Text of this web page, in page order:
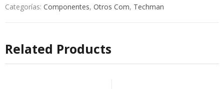
Categorías: Componentes, Otros Com, Techman
Related Products